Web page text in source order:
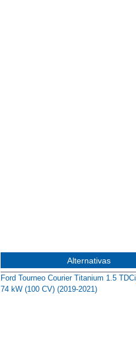
Alternativas
Ford Tourneo Courier Titanium 1.5 TDCi
74 kW (100 CV) (2019-2021)